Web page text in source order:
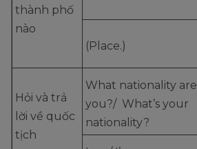
thành phố
nào
(Place.)
Hỏi và trả
lời về quốc
tịch
What nationality are
you?/ What’s your
nationality?